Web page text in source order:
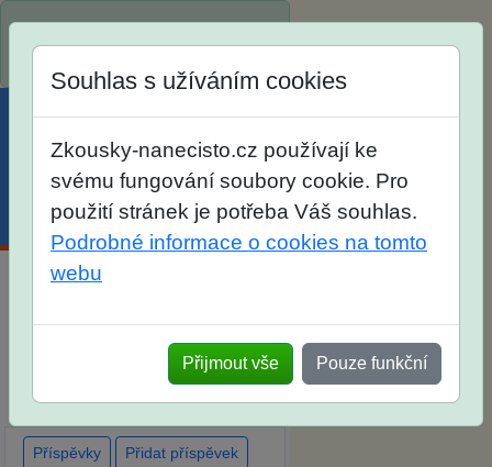
Menu Účet Košík
po skutečných přijímacích
zkouškách
Souhlas s užíváním cookies
Zkousky-nanecisto.cz používají ke
svému fungování soubory cookie. Pro
použití stránek je potřeba Váš souhlas.
Podrobné informace o cookies na tomto
webu
Přijmout vše Pouze funkční
Příspěvky Přidat příspěvek